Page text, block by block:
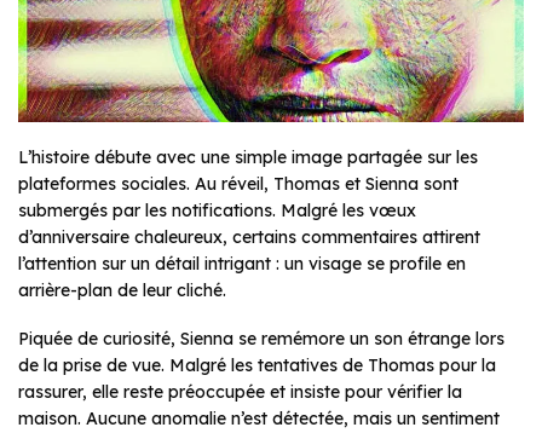
L’histoire débute avec une simple image partagée sur les
plateformes sociales. Au réveil, Thomas et Sienna sont
submergés par les notifications. Malgré les vœux
d’anniversaire chaleureux, certains commentaires attirent
l’attention sur un détail intrigant : un visage se profile en
arrière-plan de leur cliché.
Piquée de curiosité, Sienna se remémore un son étrange lors
de la prise de vue. Malgré les tentatives de Thomas pour la
rassurer, elle reste préoccupée et insiste pour vérifier la
maison. Aucune anomalie n’est détectée, mais un sentiment